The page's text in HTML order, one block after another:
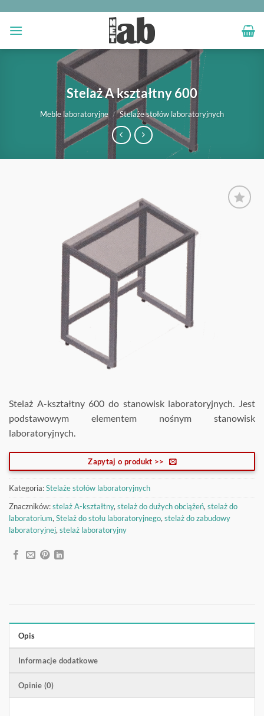
zawartości
Stelaż A kształtny 600
Meble laboratoryjne / Stelaże stołów laboratoryjnych
Stelaż A-kształtny 600 do stanowisk laboratoryjnych. Jest
podstawowym elementem nośnym stanowisk
laboratoryjnych.
Zapytaj o produkt >>
Kategoria:Stelaże stołów laboratoryjnych
Znaczników:stelaż A-kształtny, stelaż do dużych obciążeń, stelaż do
laboratorium, Stelaż do stołu laboratoryjnego, stelaż do zabudowy
laboratoryjnej, stelaż laboratoryjny
Opis
Informacje dodatkowe
Opinie (0)